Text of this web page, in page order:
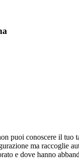
puoi conoscere il tuo
ma raccoglie
e dove hanno